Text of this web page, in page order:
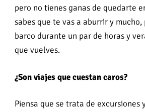
pero no tienes ganas de quedarte
sabes que te vas a aburrir y
barco durante un par de horas y
que vuelves.
¿Son viajes que cuestan caros?
Piensa que se trata de excursiones